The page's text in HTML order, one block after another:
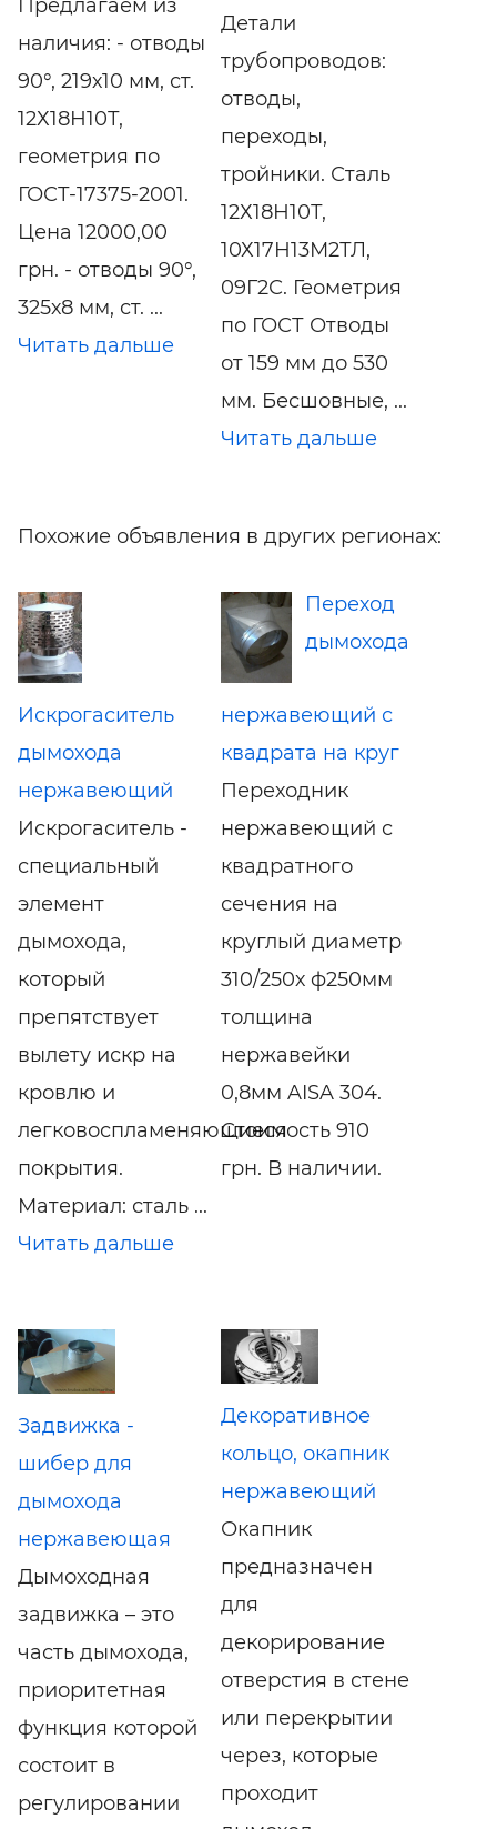
Предлагаем из
наличия: - отводы
90°, 219х10 мм, ст.
12Х18Н10Т,
геометрия по
ГОСТ-17375-2001.
Цена 12000,00
грн. - отводы 90°,
325х8 мм, ст. ...
Читать дальше
Детали
трубопроводов:
отводы,
переходы,
тройники. Сталь
12Х18Н10Т,
10Х17Н13М2ТЛ,
09Г2С. Геометрия
по ГОСТ Отводы
от 159 мм до 530
мм. Бесшовные, ...
Читать дальше
Похожие объявления в других регионах:
Искрогаситель
дымохода
нержавеющий
Искрогаситель -
специальный
элемент
дымохода,
который
препятствует
вылету искр на
кровлю и
легковоспламеняющиеся
покрытия.
Материал: сталь ...
Читать дальше
Переход
дымохода
нержавеющий с
квадрата на круг
Переходник
нержавеющий с
квадратного
сечения на
круглый диаметр
310/250х ф250мм
толщина
нержавейки
0,8мм AISA 304.
Стоимость 910
грн. В наличии.
Задвижка -
шибер для
дымохода
нержавеющая
Дымоходная
задвижка – это
часть дымохода,
приоритетная
функция которой
состоит в
регулировании
Декоративное
кольцо, окапник
нержавеющий
Окапник
предназначен
для
декорирование
отверстия в стене
или перекрытии
через, которые
проходит